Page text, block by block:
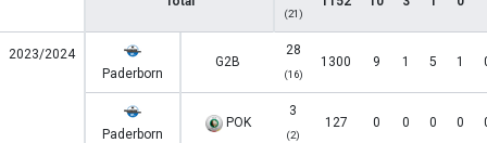
(21)
2023/2024
Paderborn
G2B
28
(16)
1300 9 1 5 1
Paderborn
POK
3
(2)
127 0 0 0 0